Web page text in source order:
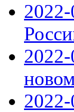
2022-